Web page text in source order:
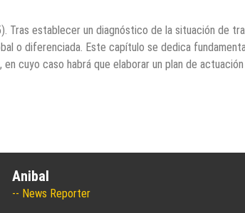
Tras establecer un diagnóstico de la situación de
o diferenciada. Este capítulo se dedica
cuyo caso habrá que elaborar un plan de
Anibal
News Reporter